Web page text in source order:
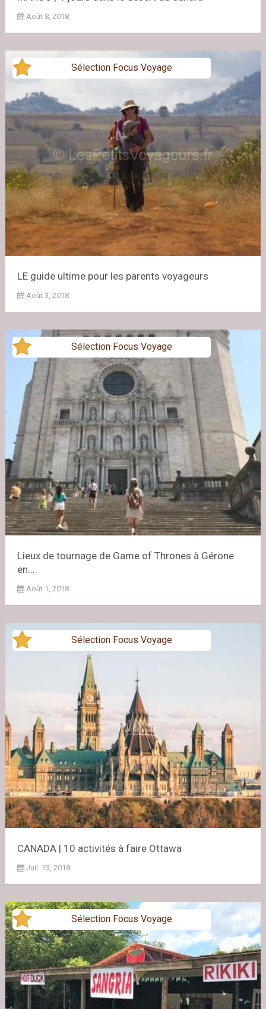
Août 8, 2018
Sélection Focus Voyage
LE guide ultime pour les parents voyageurs
Août 3, 2018
Sélection Focus Voyage
Lieux de tournage de Game of Thrones à Gérone
en...
Août 1, 2018
Sélection Focus Voyage
CANADA | 10 activités à faire Ottawa
Juil. 13, 2018
Sélection Focus Voyage